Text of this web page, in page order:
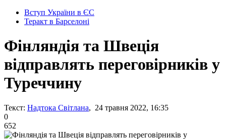
Вступ України в ЄС
Теракт в Барселоні
Фінляндія та Швеція
відправлять переговірників у
Туреччину
Текст: Надтока Світлана, 24 травня 2022, 16:35
0
652